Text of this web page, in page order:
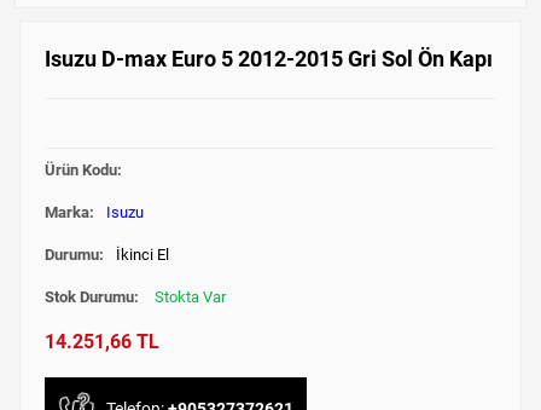
Isuzu D-max Euro 5 2012-2015 Gri Sol Ön Kapı
Ürün Kodu:
Marka: Isuzu
Durumu: İkinci El
Stok Durumu: Stokta Var
14.251,66 TL